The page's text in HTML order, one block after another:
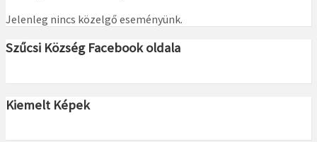
Jelenleg nincs közelgő eseményünk.
Szűcsi Község Facebook oldala
Kiemelt Képek